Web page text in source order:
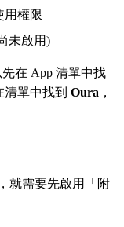
用權限
未啟用)
在 App 清單中找
單中找到 Oura ，
就需要先啟用「附